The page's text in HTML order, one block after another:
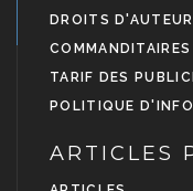
DROITS D'AUTEUR
COMMANDITAIRES
TARIF DES
POLITIQUE
ARTICLES